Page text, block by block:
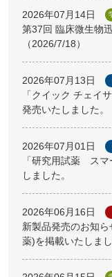
2026年07月14日
第37回 臨床微生物
（2026/7/18）
2026年07月13日
「クイック チェイ
発売いたしました。
2026年07月01日
「研究用試薬 スマ
しました。
2026年06月16日
新製品発売のお知
薬)を掲載いたしまし